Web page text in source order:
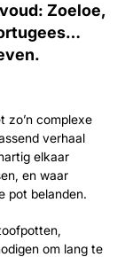
Zoeloe,
zo’n complexe
verhaal
elkaar
en waar
pot belanden.
om lang te